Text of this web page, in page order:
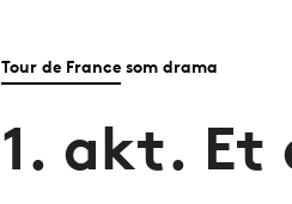
Tour de France som drama
1. akt. Et